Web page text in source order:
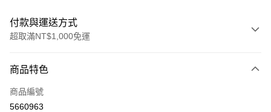
付款與運送方式
超取滿NT$1,000免運
信用卡一次付款
超商取貨付款
商品特色
商品編號
5660963